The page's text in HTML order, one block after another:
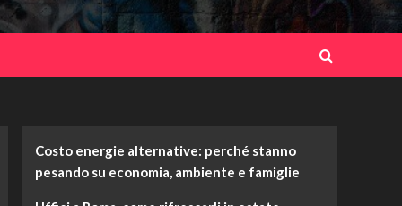
Costo energie alternative: perché stanno
pesando su economia, ambiente e famiglie